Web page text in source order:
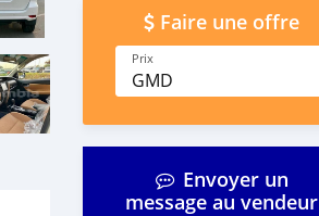
Faire une offre
Prix
GMD
Envoyer un
message au vendeur